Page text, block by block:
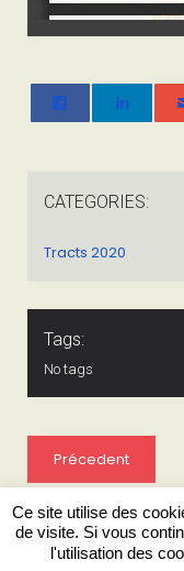
CATEGORIES:
Tracts 2020
Tags:
No tags
Précedent
Ce site utilise des
de visite. Si vous
l'utilisation des